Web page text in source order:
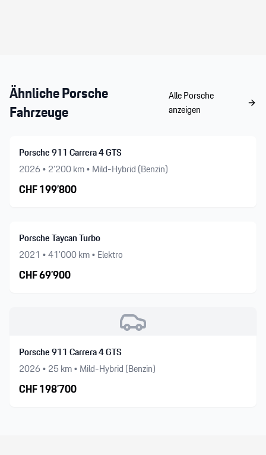
ÄhnlichePorsche
Fahrzeuge
AllePorsche
anzeigen
Porsche 911 Carrera 4 GTS
2026• 2’200km • Mild-Hybrid (Benzin)
CHF199’800
Porsche Taycan Turbo
2021 •41’000km • Elektro
CHF69’900
Porsche 911 Carrera 4 GTS
2026• 25km • Mild-Hybrid (Benzin)
CHF198’700